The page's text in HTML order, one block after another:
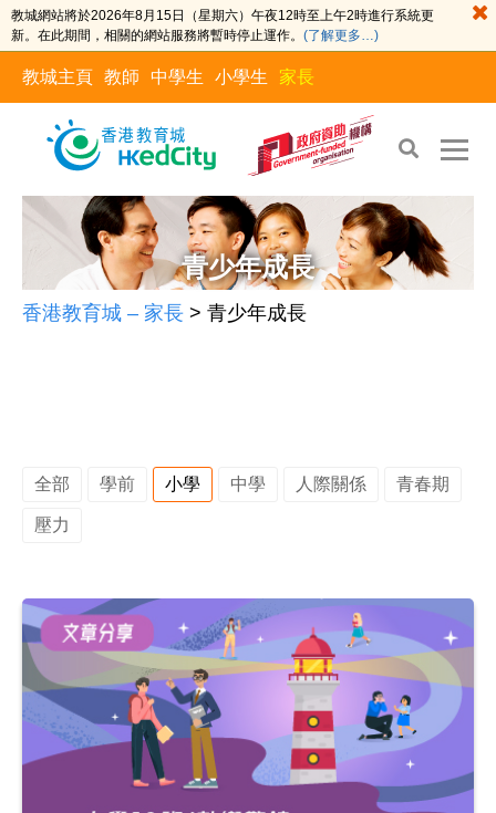
教城網站將於2026年8月15日（星期六）午夜12時至上午2時進行系統更
新。在此期間，相關的網站服務將暫時停止運作。 (了解更多…)
教城主頁 教師 中學生 小學生 家長
Skip
content
Skip
青少年成長
香港教育城 – 家長 > 青少年成長
全部 學前 小學 中學 人際關係 青春期
壓力